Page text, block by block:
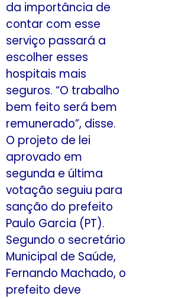
da importância de
contar com esse
serviço passará a
escolher esses
hospitais mais
seguros. “O trabalho
bem feito será bem
remunerado”, disse.
O projeto de lei
aprovado em
segunda e última
votação seguiu para
sanção do prefeito
Paulo Garcia (PT).
Segundo o secretário
Municipal de Saúde,
Fernando Machado, o
prefeito deve